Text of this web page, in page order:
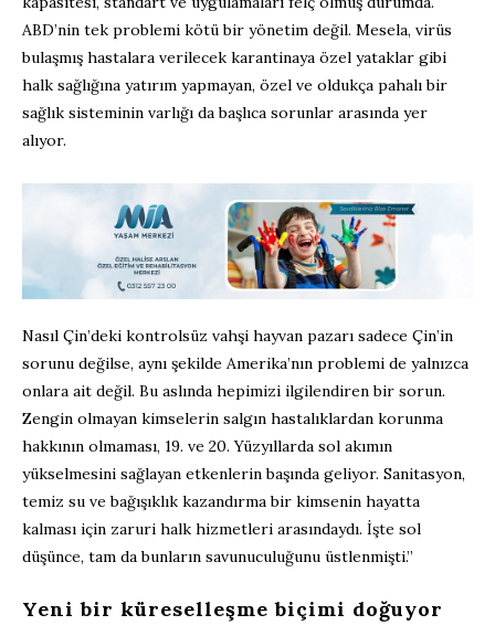
ABD’nin tek problemi kötü bir yönetim değil. Mesela, virüs
bulaşmış hastalara verilecek karantinaya özel yataklar gibi
halk sağlığına yatırım yapmayan, özel ve oldukça pahalı bir
sağlık sisteminin varlığı da başlıca sorunlar arasında yer
alıyor.
Nasıl Çin’deki kontrolsüz vahşi hayvan pazarı sadece Çin’in
sorunu değilse, aynı şekilde Amerika’nın problemi de yalnızca
onlara ait değil. Bu aslında hepimizi ilgilendiren bir sorun.
Zengin olmayan kimselerin salgın hastalıklardan korunma
hakkının olmaması, 19. ve 20. Yüzyıllarda sol akımın
yükselmesini sağlayan etkenlerin başında geliyor. Sanitasyon,
temiz su ve bağışıklık kazandırma bir kimsenin hayatta
kalması için zaruri halk hizmetleri arasındaydı. İşte sol
düşünce, tam da bunların savunuculuğunu üstlenmişti.”
Yeni bir küreselleşme biçimi doğuyor